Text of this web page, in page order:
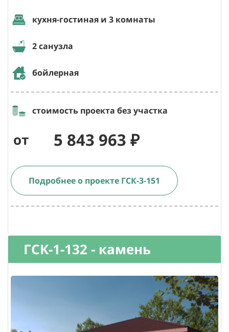
кухня-гостиная и 3 комнаты
2 санузла
бойлерная
стоимость проекта без участка
от 5 843 963 ₽
Подробнее о проекте ГСК-3-151
ГСК-1-132 - камень